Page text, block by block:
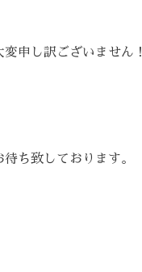
申し訳ございません！
ち致しております。